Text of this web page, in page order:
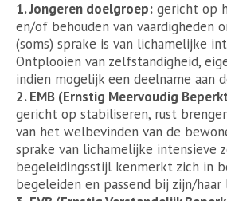
1. Jongeren doelgroep: gericht op
en/of behouden van vaardigheden
(soms) sprake is van lichamelijke
Ontplooien van zelfstandigheid,
indien mogelijk een deelname aan
2. EMB (Ernstig Meervoudig
gericht op stabiliseren, rust
van het welbevinden van de
sprake van lichamelijke intensieve
begeleidingsstijl kenmerkt zich in
begeleiden en passend bij zijn/haar